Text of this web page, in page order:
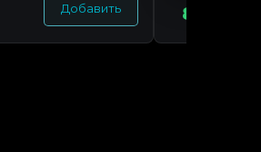
Добавить 888 ₽